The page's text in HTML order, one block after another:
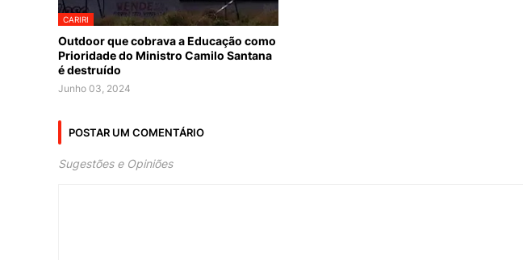
CARIRI
Outdoor que cobrava a Educação como
Prioridade do Ministro Camilo Santana
é destruído
Junho 03, 2024
POSTAR UM COMENTÁRIO
Sugestões e Opiniões